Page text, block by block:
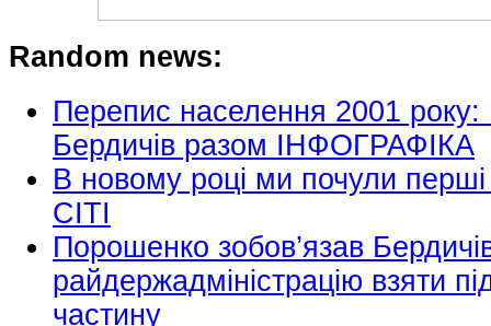
Random news:
Перепис населення 2001
Бердичів разом ІНФОГРАФІКА
В новому році ми почули перші
СІТІ
Порошенко зобов’язав
райдержадміністрацію взяти
частину